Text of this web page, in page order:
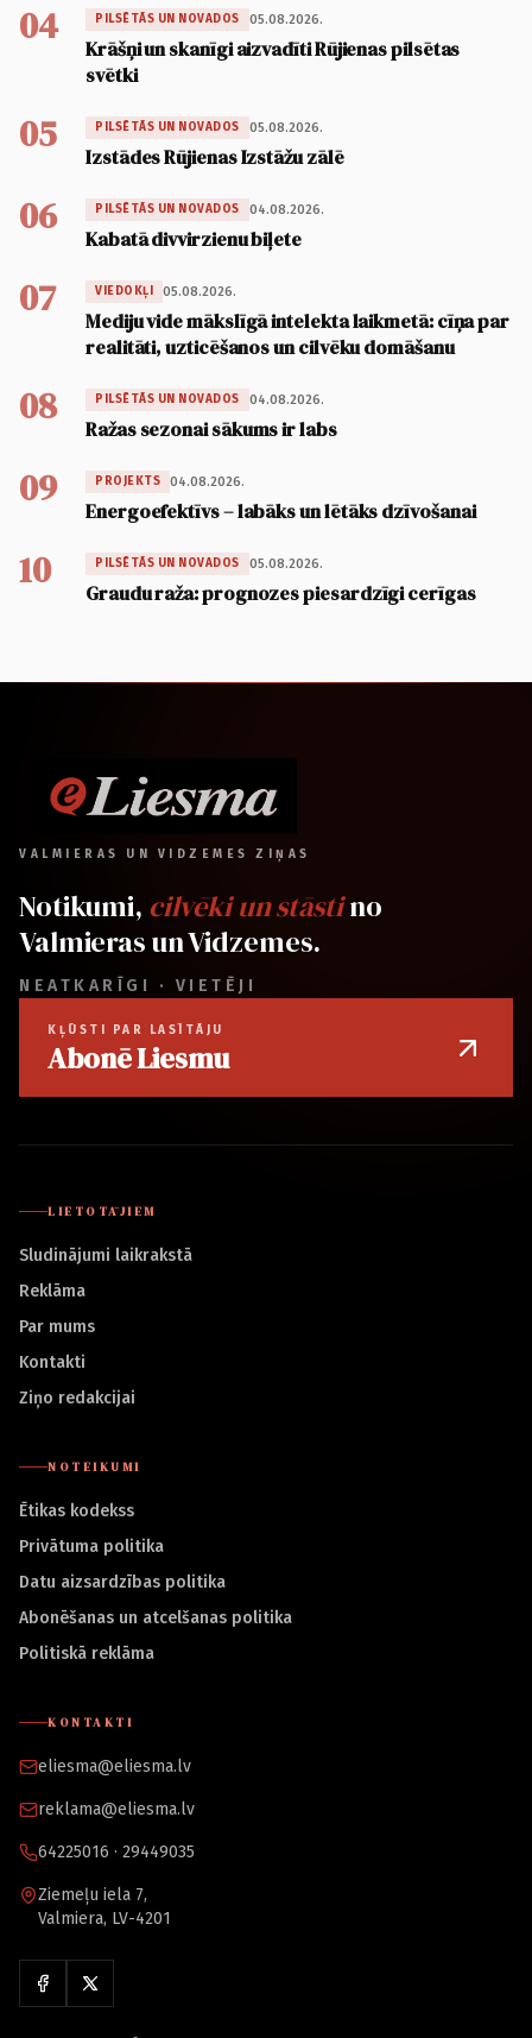
04 PILSĒTĀS UN NOVADOS 05.08.2026.
Krāšņi un skanīgi aizvadīti Rūjienas pilsētas
svētki
05 PILSĒTĀS UN NOVADOS 05.08.2026.
Izstādes Rūjienas Izstāžu zālē
06 PILSĒTĀS UN NOVADOS 04.08.2026.
Kabatā divvirzienu biļete
07 VIEDOKĻI 05.08.2026.
Mediju vide mākslīgā intelekta laikmetā: cīņa par
realitāti, uzticēšanos un cilvēku domāšanu
08 PILSĒTĀS UN NOVADOS 04.08.2026.
Ražas sezonai sākums ir labs
09 PROJEKTS 04.08.2026.
Energoefektīvs – labāks un lētāks dzīvošanai
10 PILSĒTĀS UN NOVADOS 05.08.2026.
Graudu raža: prognozes piesardzīgi cerīgas
VALMIERAS UN VIDZEMES ZIŅAS
Notikumi, cilvēki un stāstino
Valmieras un Vidzemes.
NEATKARĪGI · VIETĒJI
KĻŪSTI PAR LASĪTĀJU
Abonē Liesmu
LIETOTĀJIEM
Sludinājumi laikrakstā
Reklāma
Par mums
Kontakti
Ziņo redakcijai
NOTEIKUMI
Ētikas kodekss
Privātuma politika
Datu aizsardzības politika
Abonēšanas un atcelšanas politika
Politiskā reklāma
KONTAKTI
eliesma@eliesma.lv
reklama@eliesma.lv
64225016 · 29449035
Ziemeļu iela 7,
Valmiera, LV-4201